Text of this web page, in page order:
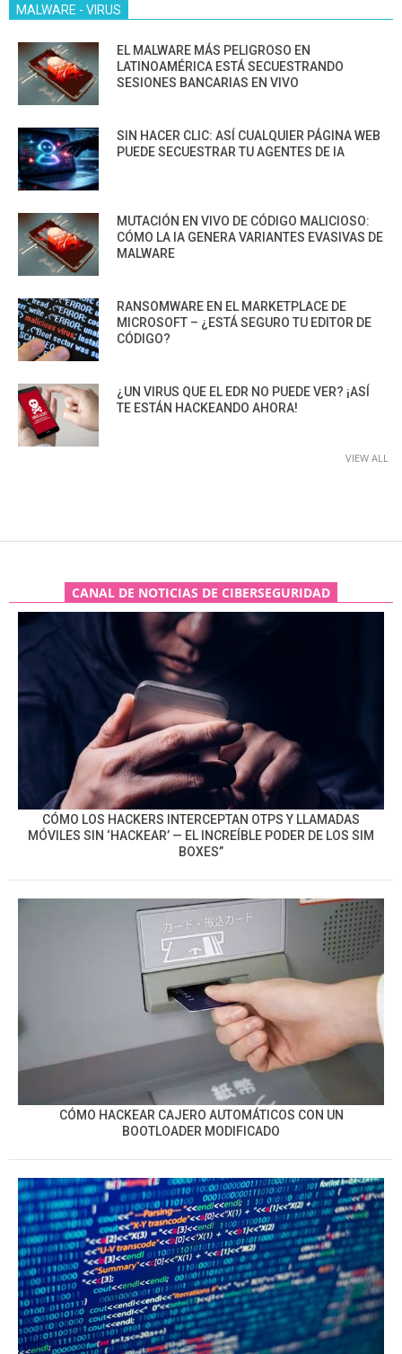
MALWARE - VIRUS
EL MALWARE MÁS PELIGROSO EN
LATINOAMÉRICA ESTÁ SECUESTRANDO
SESIONES BANCARIAS EN VIVO
SIN HACER CLIC: ASÍ CUALQUIER PÁGINA WEB
PUEDE SECUESTRAR TU AGENTES DE IA
MUTACIÓN EN VIVO DE CÓDIGO MALICIOSO:
CÓMO LA IA GENERA VARIANTES EVASIVAS DE
MALWARE
RANSOMWARE EN EL MARKETPLACE DE
MICROSOFT – ¿ESTÁ SEGURO TU EDITOR DE
CÓDIGO?
¿UN VIRUS QUE EL EDR NO PUEDE VER? ¡ASÍ
TE ESTÁN HACKEANDO AHORA!
VIEW ALL
CANAL DE NOTICIAS DE CIBERSEGURIDAD
CÓMO LOS HACKERS INTERCEPTAN OTPS Y LLAMADAS
MÓVILES SIN ‘HACKEAR’ — EL INCREÍBLE PODER DE LOS SIM
BOXES”
CÓMO HACKEAR CAJERO AUTOMÁTICOS CON UN
BOOTLOADER MODIFICADO